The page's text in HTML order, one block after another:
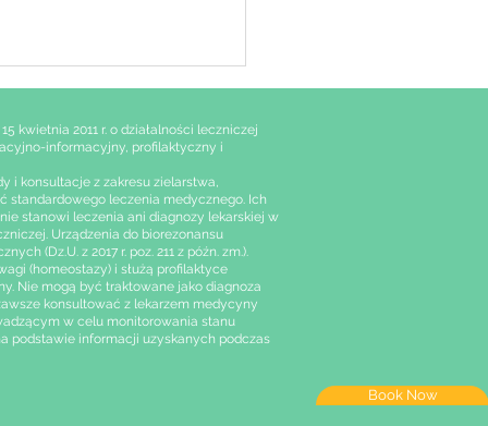
w ujęciu
opieki
analiza na
dokumentów
Book Now
kwietnia 2011 r. o działalności leczniczej
informacyjny, profilaktyczny i
i konsultacje z zakresu zielarstwa,
standardowego leczenia medycznego. Ich
stanowi leczenia ani diagnozy lekarskiej w
Urządzenia do biorezonansu
(Dz.U. z 2017 r. poz. 211 z późn. zm.).
(homeostazy) i służą profilaktyce
Nie mogą być traktowane jako diagnoza
konsultować z lekarzem medycyny
w celu monitorowania stanu
podstawie informacji uzyskanych podczas